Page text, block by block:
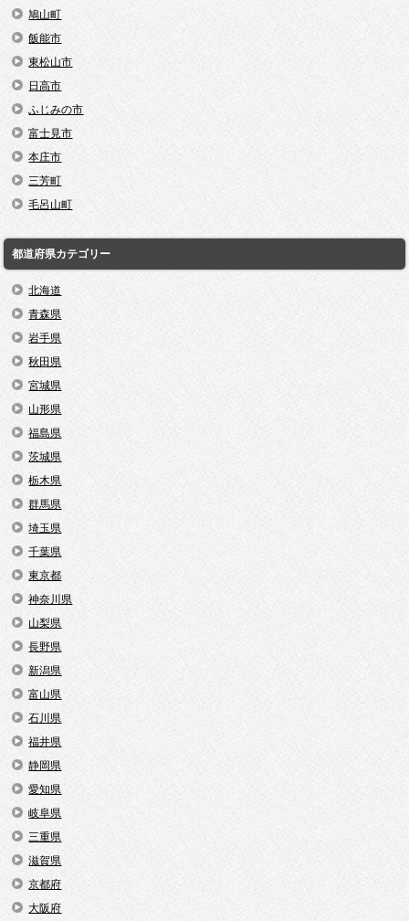
鳩山町
飯能市
東松山市
日高市
ふじみの市
富士見市
本庄市
三芳町
毛呂山町
都道府県カテゴリー
北海道
青森県
岩手県
秋田県
宮城県
山形県
福島県
茨城県
栃木県
群馬県
埼玉県
千葉県
東京都
神奈川県
山梨県
長野県
新潟県
富山県
石川県
福井県
静岡県
愛知県
岐阜県
三重県
滋賀県
京都府
大阪府